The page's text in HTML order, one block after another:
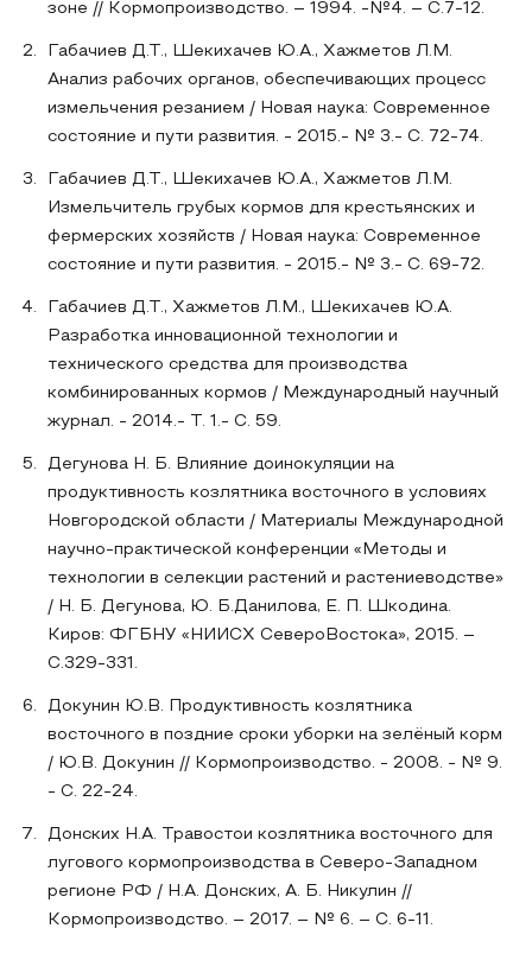
зоне // Кормопроизводство. – 1994. -№4. – С.7-12.
Габачиев Д.Т., Шекихачев Ю.А., Хажметов Л.М.
Анализ рабочих органов, обеспечивающих процесс
измельчения резанием / Новая наука: Современное
состояние и пути развития. - 2015.- № 3.- С. 72-74.
Габачиев Д.Т., Шекихачев Ю.А., Хажметов Л.М.
Измельчитель грубых кормов для крестьянских и
фермерских хозяйств / Новая наука: Современное
состояние и пути развития. - 2015.- № 3.- С. 69-72.
Габачиев Д.Т., Хажметов Л.М., Шекихачев Ю.А.
Разработка инновационной технологии и
технического средства для производства
комбинированных кормов / Международный научный
журнал. - 2014.- Т. 1.- С. 59.
Дегунова Н. Б. Влияние доинокуляции на
продуктивность козлятника восточного в условиях
Новгородской области / Материалы Международной
научно-практической конференции «Методы и
технологии в селекции растений и растениеводстве»
/ Н. Б. Дегунова, Ю. Б.Данилова, Е. П. Шкодина.
Киров: ФГБНУ «НИИСХ СевероВостока», 2015. –
С.329-331.
Докунин Ю.В. Продуктивность козлятника
восточного в поздние сроки уборки на зелёный корм
/ Ю.В. Докунин // Кормопроизводство. - 2008. - № 9.
- С. 22-24.
Донских Н.А. Травостои козлятника восточного для
лугового кормопроизводства в Северо-Западном
регионе РФ / Н.А. Донских, А. Б. Никулин //
Кормопроизводство. – 2017. – № 6. – С. 6-11.